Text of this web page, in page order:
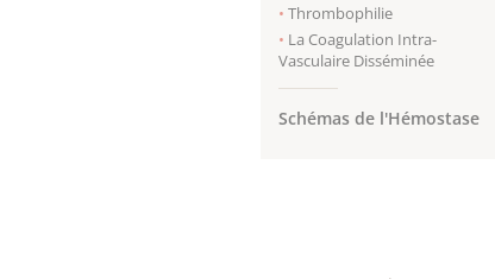
Thrombophilie
La Coagulation Intra-
Vasculaire Disséminée
Schémas de l'Hémostase